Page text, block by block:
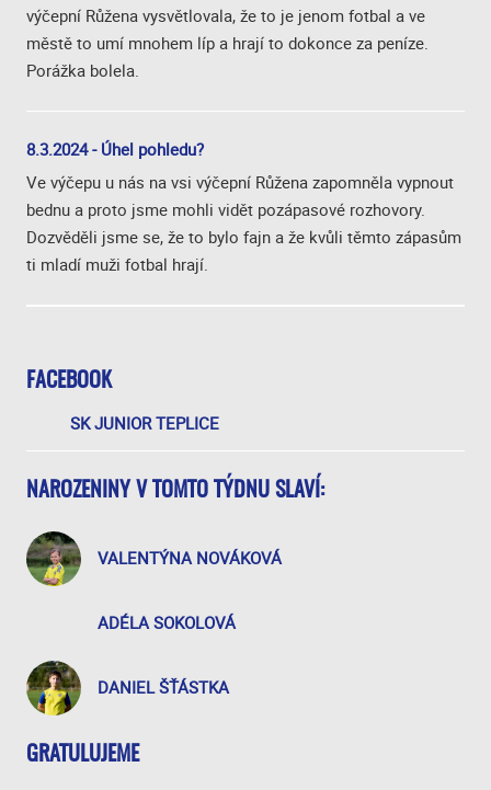
FACEBOOK
SK JUNIOR TEPLICE
NAROZENINY V TOMTO TÝDNU SLAVÍ:
VALENTÝNA NOVÁKOVÁ
ADÉLA SOKOLOVÁ
DANIEL ŠŤÁSTKA
GRATULUJEME
výčepní Růžena vysvětlovala, že to je jenom fotbal a ve
městě to umí mnohem líp a hrají to dokonce za peníze.
Porážka bolela.
8.3.2024 - Úhel pohledu?
Ve výčepu u nás na vsi výčepní Růžena zapomněla vypnout
bednu a proto jsme mohli vidět pozápasové rozhovory.
Dozvěděli jsme se, že to bylo fajn a že kvůli těmto zápasům
ti mladí muži fotbal hrají.